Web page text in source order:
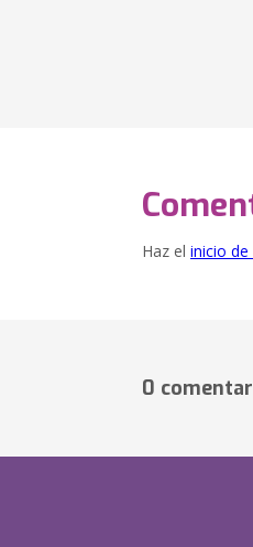
Haz el inicio de
0